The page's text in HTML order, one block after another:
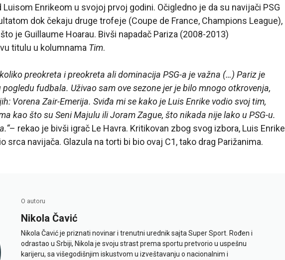
Enrikeom u svojoj prvoj godini. Očigledno je da su navijači PSG
dok čekaju druge trofeje (Coupe de France, Champions League),
je Guillaume Hoarau. Bivši napadač Pariza (2008-2013)
titulu u kolumnama Tim.
preokreta i preokreta ali dominacija PSG-a je važna (…) Pariz je
fudbala. Uživao sam ove sezone jer je bilo mnogo otkrovenja,
Vorena Zair-Emerija. Sviđa mi se kako je Luis Enrike vodio svoj tim,
kao što su Seni Majulu ili Joram Zague, što nikada nije lako u PSG-u.
– rekao je bivši igrač Le Havra. Kritikovan zbog svog izbora, Luis Enrike
srca navijača. Glazula na torti bi bio ovaj C1, tako drag Parižanima.
O autoru
Nikola Čavić
Nikola Čavić je priznati novinar i trenutni urednik sajta Super Sport. Rođen i
odrastao u Srbiji, Nikola je svoju strast prema sportu pretvorio u uspešnu
karijeru, sa višegodišnjim iskustvom u izveštavanju o nacionalnim i